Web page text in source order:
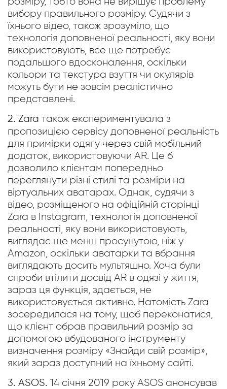
вибору правильного розміру. Судячи з
їхнього відео, також зрозуміло, що
технологія доповненої реальності, яку вони
використовують, все ще потребує
подальшого вдосконалення, оскільки
кольори та текстура взуття чи окулярів
можуть бути не зовсім реалістично
представлені.
2. Zara також експериментувала з
пропозицією сервісу доповненої реальність
для примірки одягу через свій мобільний
додаток, використовуючи AR. Це б
дозволило клієнтам попередньо
переглянути різні стилі та розміри на
віртуальних аватарах. Однак, судячи з
відео, розміщеного на офіційній сторінці
Zara в Instagram, технологія доповненої
реальності, яку вони використовують,
виглядає ще менш просунутою, ніж у
Amazon, оскільки аватарки та вбрання
виглядають досить мультяшно. Хоча були
спроби втілити досвід AR в одязі у життя,
зараз ця функція, здається, не
використовується активно. Натомість Zara
зосередилася на тому, щоб переконатися,
що клієнт обрав правильний розмір за
допомогою вбудованого інструменту
визначення розміру «Знайди свій розмір»,
який зараз доступний на їхньому сайті.
3. ASOS. 14 січня 2019 року ASOS анонсував